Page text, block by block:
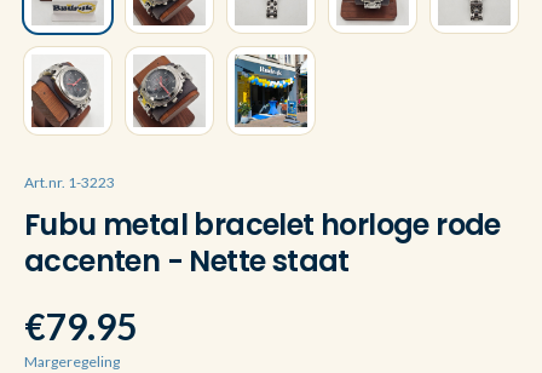
Art.nr. 1-3223
Fubu metal bracelet horloge rode
accenten - Nette staat
€79.95
Margeregeling